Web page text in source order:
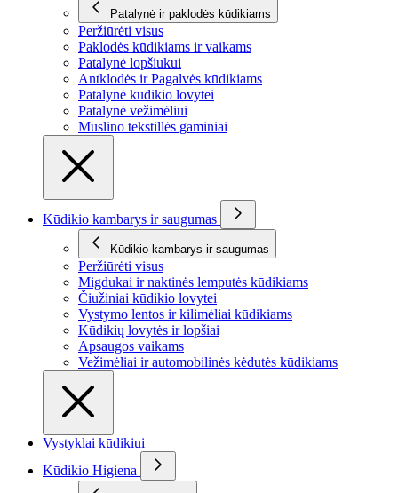
Patalynė ir paklodės kūdikiams
Peržiūrėti visus
Paklodės kūdikiams ir vaikams
Patalynė lopšiukui
Antklodės ir Pagalvės kūdikiams
Patalynė kūdikio lovytei
Patalynė vežimėliui
Muslino tekstillės gaminiai
Kūdikio kambarys ir saugumas
Kūdikio kambarys ir saugumas
Peržiūrėti visus
Migdukai ir naktinės lemputės kūdikiams
Čiužiniai kūdikio lovytei
Vystymo lentos ir kilimėliai kūdikiams
Kūdikių lovytės ir lopšiai
Apsaugos vaikams
Vežimėliai ir automobilinės kėdutės kūdikiams
Vystyklai kūdikiui
Kūdikio Higiena